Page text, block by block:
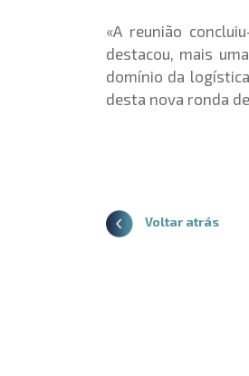
«A reunião
destacou, mais
domínio da
desta nova ronda
Voltar atrás